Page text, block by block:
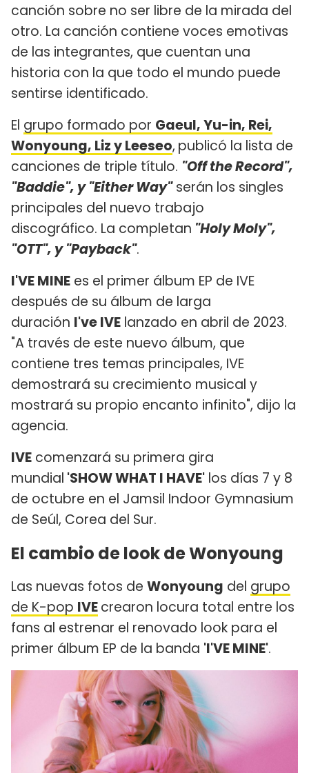
canción sobre no ser libre de la mirada del
otro. La canción contiene voces emotivas
de las integrantes, que cuentan una
historia con la que todo el mundo puede
sentirse identificado.
El grupo formado por Gaeul, Yu-in, Rei,
Wonyoung, Liz y Leeseo, publicó la lista de
canciones de triple título. "Off the Record",
"Baddie", y "Either Way"serán los singles
principales del nuevo trabajo
discográfico. La completan "Holy Moly",
"OTT", y "Payback".
I'VE MINE es el primer álbum EP de IVE
después de su álbum de larga
duración I've IVE lanzado en abril de 2023.
"A través de este nuevo álbum, que
contiene tres temas principales, IVE
demostrará su crecimiento musical y
mostrará su propio encanto infinito", dijo la
agencia.
IVE comenzará su primera gira
mundial 'SHOW WHAT I HAVE' los días 7 y 8
de octubre en el Jamsil Indoor Gymnasium
de Seúl, Corea del Sur.
El cambio de look de Wonyoung
Las nuevas fotos de Wonyoung del grupo
de K-pop IVEcrearon locura total entre los
fans al estrenar el renovado look para el
primer álbum EP de la banda 'I'VE MINE'.